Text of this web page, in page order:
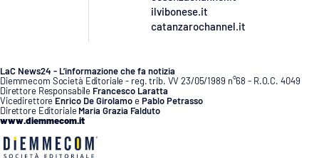
ilvibonese.it
catanzarochannel.it
LaC News24 - L’informazione che fa notizia
Diemmecom Società Editoriale - reg. trib. VV 23/05/1989 n°68 - R.O.C. 4049
Direttore Responsabile Francesco Laratta
Vicedirettore Enrico De GirolamoePablo Petrasso
Direttore Editoriale Maria Grazia Falduto
www.diemmecom.it